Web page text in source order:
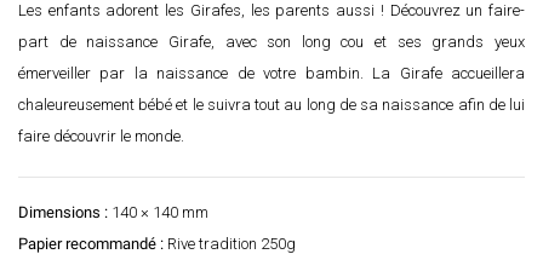
Les enfants adorent les Girafes, les parents aussi ! Découvrez un faire-
part de naissance Girafe, avec son long cou et ses grands yeux
émerveiller par la naissance de votre bambin. La Girafe accueillera
chaleureusement bébé et le suivra tout au long de sa naissance afin de lui
faire découvrir le monde.
Dimensions : 140 × 140 mm
Papier recommandé : Rive tradition 250g